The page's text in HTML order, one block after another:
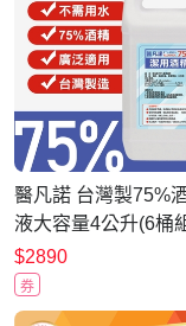
醫凡諾 台灣製75%
液大容量4公升(6桶
$2890
券